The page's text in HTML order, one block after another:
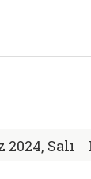
2024, Salı